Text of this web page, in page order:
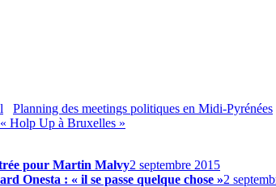
Planning des meetings politiques en Midi-Pyrénées
Holp Up à Bruxelles »
pour Martin Malvy2 septembre 2015
Onesta : « il se passe quelque chose »2